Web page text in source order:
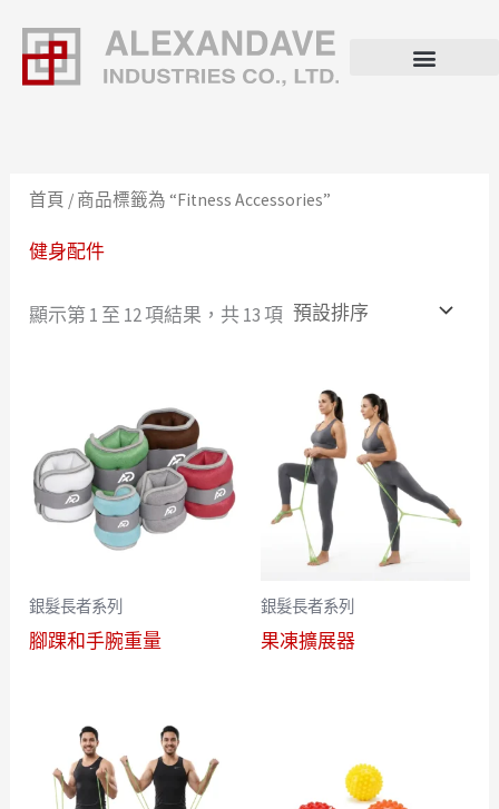
首頁 / 商品標籤為 “Fitness Accessories”
健身配件
顯示第 1 至 12 項結果，共 13 項
銀髮長者系列
腳踝和手腕重量
銀髮長者系列
果凍擴展器